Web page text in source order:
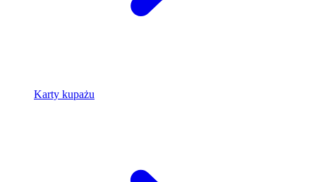
Karty kupażu